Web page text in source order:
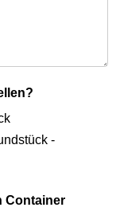
-
Container